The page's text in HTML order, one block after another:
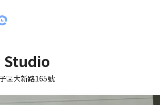
Studio
區大新路165號